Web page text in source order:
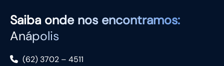
Saiba onde nos encontramos:
Anápolis
(62) 3702 – 4511